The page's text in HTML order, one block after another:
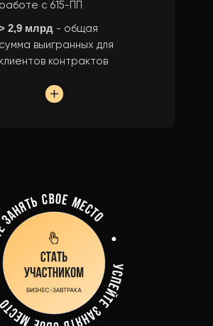
работе с 615-ПП
2,9 млрд - общая
сумма выигранных для
клиентов контрактов